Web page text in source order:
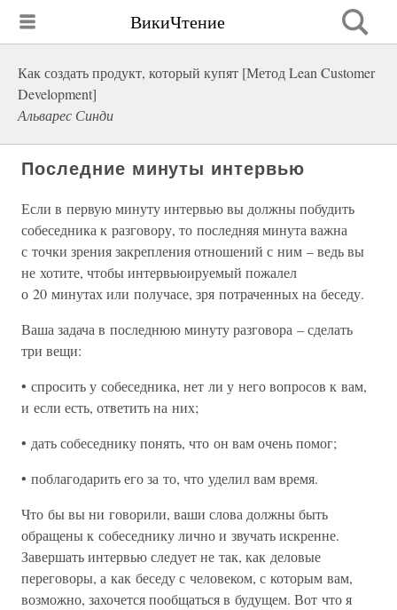
ВикиЧтение
Как создать продукт, который купят [Метод Lean Customer
Development]
Альварес Синди
Последние минуты интервью
Если в первую минуту интервью вы должны побудить
собеседника к разговору, то последняя минута важна
с точки зрения закрепления отношений с ним – ведь вы
не хотите, чтобы интервьюируемый пожалел
о 20 минутах или получасе, зря потраченных на беседу.
Ваша задача в последнюю минуту разговора – сделать
три вещи:
• спросить у собеседника, нет ли у него вопросов к вам,
и если есть, ответить на них;
• дать собеседнику понять, что он вам очень помог;
• поблагодарить его за то, что уделил вам время.
Что бы вы ни говорили, ваши слова должны быть
обращены к собеседнику лично и звучать искренне.
Завершать интервью следует не так, как деловые
переговоры, а как беседу с человеком, с которым вам,
возможно, захочется пообщаться в будущем. Вот что я